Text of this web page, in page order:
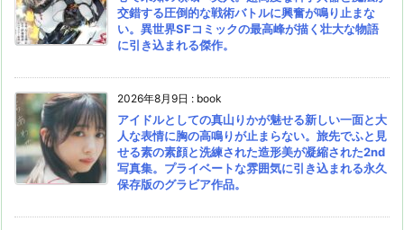
交錯する圧倒的な戦術バトルに興奮が鳴り止まな
い。異世界SFコミックの最高峰が描く壮大な物語
に引き込まれる傑作。
2026年8月9日 : book
アイドルとしての真山りかが魅せる新しい一面と大
人な表情に胸の高鳴りが止まらない。旅先でふと見
せる素の素顔と洗練された造形美が凝縮された2nd
写真集。プライベートな雰囲気に引き込まれる永久
保存版のグラビア作品。